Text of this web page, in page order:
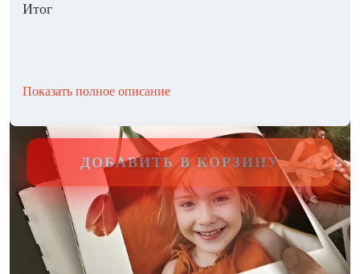
Итог
Показать полное описание
ДОБАВИТЬ В КОРЗИНУ